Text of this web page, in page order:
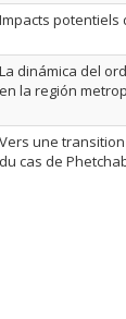
Impacts potentiels
La dinámica del
en la región
Vers une
du cas de